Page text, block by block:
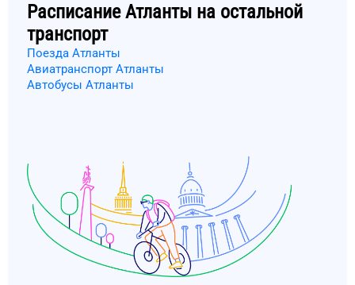
РасписаниеАтланты на остальной
транспорт
Поезда Атланты
Авиатранспорт Атланты
Автобусы Атланты